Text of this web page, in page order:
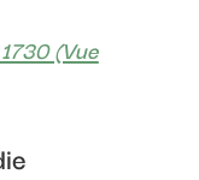
(Vue